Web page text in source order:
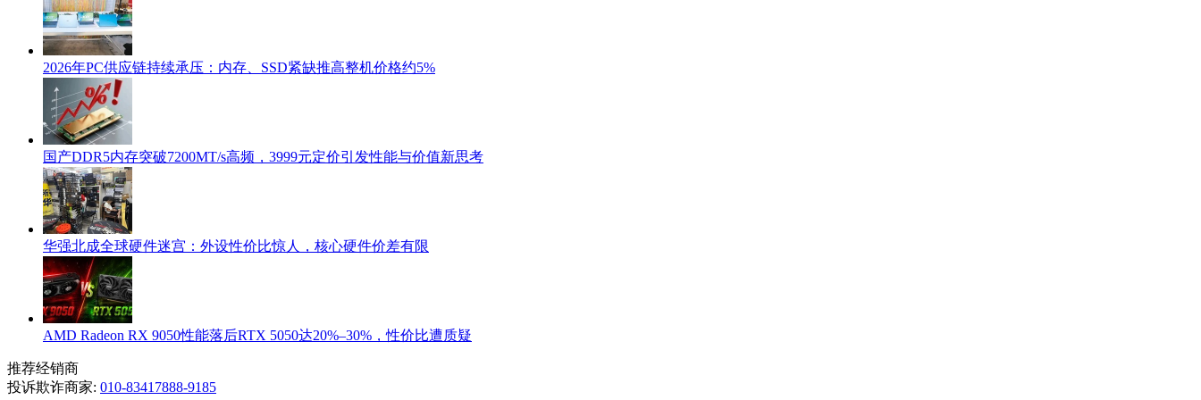
2026年PC供应链持续承压：内存、SSD紧缺推高整机价格约5%
国产DDR5内存突破7200MT/s高频，3999元定价引发性能与价值新思考
华强北成全球硬件迷宫：外设性价比惊人，核心硬件价差有限
AMD Radeon RX 9050性能落后RTX 5050达20%–30%，性价比遭质疑
推荐经销商
投诉欺诈商家: 010-83417888-9185